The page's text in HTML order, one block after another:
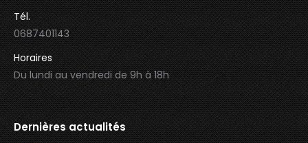
Tél.
0687401143
Horaires
Du lundi au vendredi de 9h à 18h
Dernières actualités